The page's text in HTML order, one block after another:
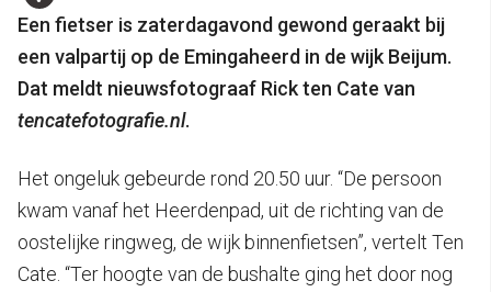
Een fietser is zaterdagavond gewond geraakt bij
een valpartij op de Emingaheerd in de wijk Beijum.
Dat meldt nieuwsfotograaf Rick ten Cate van
tencatefotografie.nl.
Het ongeluk gebeurde rond 20.50 uur. “De persoon
kwam vanaf het Heerdenpad, uit de richting van de
oostelijke ringweg, de wijk binnenfietsen”, vertelt Ten
Cate. “Ter hoogte van de bushalte ging het door nog